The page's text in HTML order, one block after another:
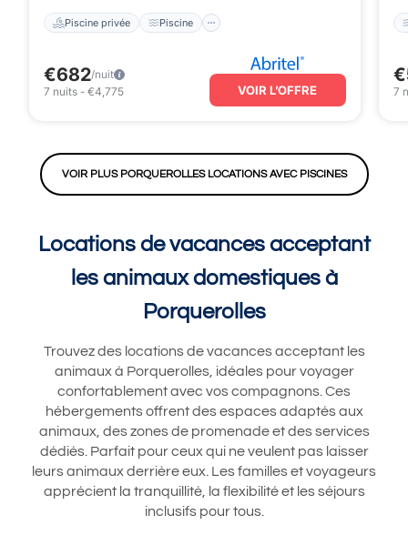
Piscine privée Piscine
€682/nuit
7 nuits - €4,775 VOIR L’OFFRE 7
VOIR PLUS PORQUEROLLES LOCATIONS AVEC PISCINES
Locations de vacances acceptant
les animaux domestiques à
Porquerolles
Trouvez des locations de vacances acceptant les
animaux à Porquerolles, idéales pour voyager
confortablement avec vos compagnons. Ces
hébergements offrent des espaces adaptés aux
animaux, des zones de promenade et des services
dédiés. Parfait pour ceux qui ne veulent pas laisser
leurs animaux derrière eux. Les familles et voyageurs
apprécient la tranquillité, la flexibilité et les séjours
inclusifs pour tous.